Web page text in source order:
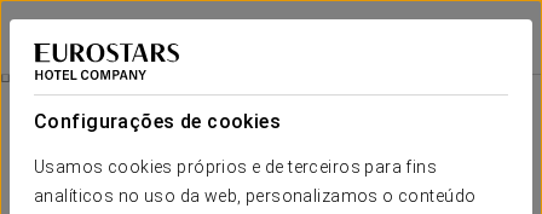
Configurações de cookies
Usamos cookies próprios e de terceiros para fins
analíticos no uso da web, personalizamos o conteúdo
Crisol Quality Reus
TARRAGONA - REUS
Experiência Romântica